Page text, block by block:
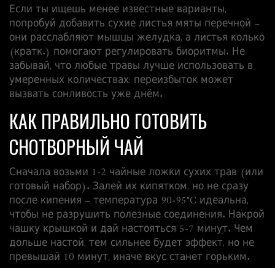
Если ты ищешь менее известные варианты,
попробуй добавить сухие листья мяты перечной –
они расслабляют мышцы желудка, а листья колько
(кратк.) помогают регулировать биоритмы. Не
забывай, что любые травы лучше использовать в
умеренных количествах: переизбыток может
вызвать сонливость уже днём.
КАК ПРАВИЛЬНО ГОТОВИТЬ
СНОТВОРНЫЙ ЧАЙ
Сначала возьми 1‑2 чайные ложки сухих трав (или
готовый набор). Залей их кипятком, но не сразу
после кипения – температура 90‑95°C идеальна,
чтобы не разрушить полезные соединения. Накрой
чашку крышкой и дай настояться 5‑7 минут. Чем
дольше настой, тем сильнее будет эффект, но не
превышай 10 минут, иначе вкус станет горьким.